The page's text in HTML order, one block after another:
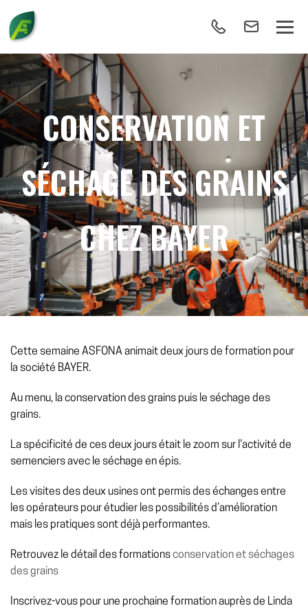
CONSERVATION ET
SÉCHAGE DES GRAINS
CHEZ BAYER
Cette semaine ASFONA animait deux jours de formation pour
la société BAYER.
Au menu, la conservation des grains puis le séchage des
grains.
La spécificité de ces deux jours était le zoom sur l’activité de
semenciers avec le séchage en épis.
Les visites des deux usines ont permis des échanges entre
les opérateurs pour étudier les possibilités d’amélioration
mais les pratiques sont déjà performantes.
Retrouvez le détail des formationsconservation et séchages
des grains
Inscrivez-vous pour une prochaine formation auprès de Linda